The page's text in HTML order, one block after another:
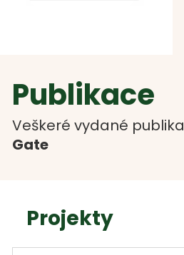
Publikace
Veškeré vydané
Gate
Projekty